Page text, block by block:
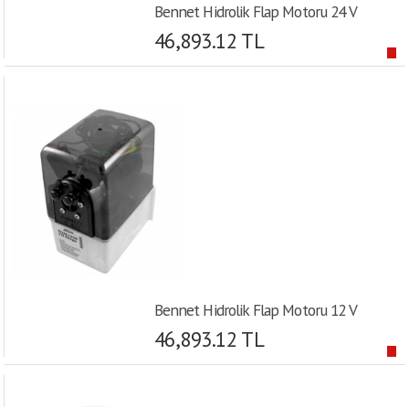
Bennet Hidrolik Flap Motoru 24 V
46,893.12 TL
Bennet Hidrolik Flap Motoru 12 V
46,893.12 TL